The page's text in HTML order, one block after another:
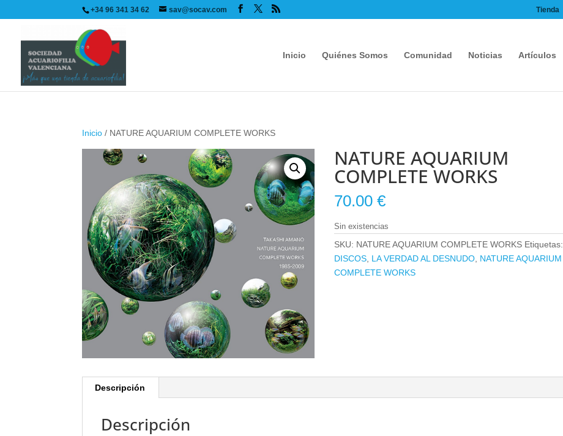
+34 96 341 34 62 sav@socav.com Tienda
Inicio Quiénes Somos Comunidad Noticias Artículos
Inicio / NATURE AQUARIUM COMPLETE WORKS
NATURE AQUARIUM
COMPLETE WORKS
70.00€
Sin existencias
SKU: NATURE AQUARIUM COMPLETE WORKS Etiquetas:
DISCOS LA VERDAD AL DESNUDO NATURE AQUARIUM
COMPLETE WORKS
Descripción
Descripción